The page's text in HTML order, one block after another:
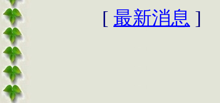
[ 最新消息 ]